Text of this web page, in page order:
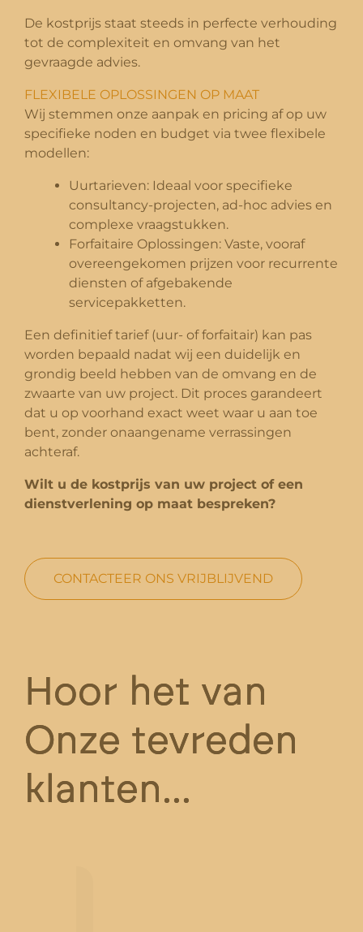
De kostprijs staat steeds in perfecte verhouding
tot de complexiteit en omvang van het
gevraagde advies.
FLEXIBELE OPLOSSINGEN OP MAAT
Wij stemmen onze aanpak en pricing af op uw
specifieke noden en budget via twee flexibele
modellen:
Uurtarieven: Ideaal voor specifieke
consultancy-projecten, ad-hoc advies en
complexe vraagstukken.
Forfaitaire Oplossingen: Vaste, vooraf
overeengekomen prijzen voor recurrente
diensten of afgebakende
servicepakketten.
Een definitief tarief (uur- of forfaitair) kan pas
worden bepaald nadat wij een duidelijk en
grondig beeld hebben van de omvang en de
zwaarte van uw project. Dit proces garandeert
dat u op voorhand exact weet waar u aan toe
bent, zonder onaangename verrassingen
achteraf.
Wilt u de kostprijs van uw project of een
dienstverlening op maat bespreken?
CONTACTEER ONS VRIJBLIJVEND
Hoor het van
Onze tevreden
klanten...